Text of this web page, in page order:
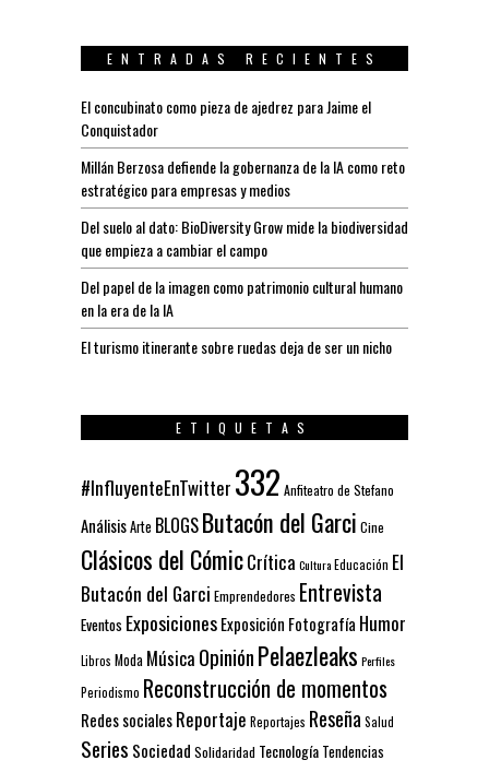
ENTRADAS RECIENTES
El concubinato como pieza de ajedrez para Jaime el
Conquistador
Millán Berzosa defiende la gobernanza de la IA como reto
estratégico para empresas y medios
Del suelo al dato: BioDiversity Grow mide la biodiversidad
que empieza a cambiar el campo
Del papel de la imagen como patrimonio cultural humano
en la era de la IA
El turismo itinerante sobre ruedas deja de ser un nicho
ETIQUETAS
#InfluyenteEnTwitter 332 Anfiteatro de Stefano
AnálisisArte BLOGSButacón del Garci Cine
Clásicos del CómicCrítica CulturaEducación El
Butacón del Garci Emprendedores Entrevista
Eventos ExposicionesExposición Fotografía Humor
Libros Moda Música OpiniónPelaezleaks Perfiles
Periodismo Reconstrucción de momentos
Redes socialesReportaje Reportajes Reseña Salud
Series Sociedad Solidaridad Tecnología Tendencias